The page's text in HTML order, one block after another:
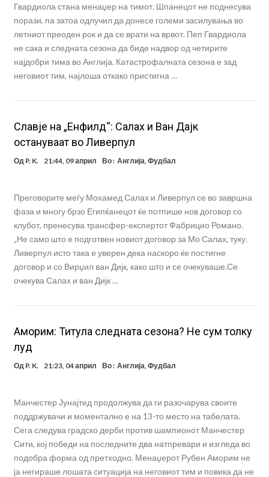
Гвардиола стана менаџер на тимот. Шпанецот не поднесува
порази, па затоа одлучил да донесе големи засилувања во
летниот преоден рок и да се врати на врвот. Пеп Гвардиола
не сака и следната сезона да биде надвор од четирите
најдобри тима во Англија. Катастрофалната сезона е зад
неговиот тим, најлоша откако пристигна …
Славје на „Енфилд“: Салах и Ван Дајк
остануваат во Ливерпул
Од P. K. 21:44, 09 април Во : Англија Фудбал
Преговорите меѓу Мохамед Салах и Ливерпул се во завршна
фаза и многу брзо Египќанецот ќе потпише нов договор со
клубот, пренесува трансфер-експертот Фабрицио Романо.
„Не само што е подготвен новиот договор за Мо Салах, туку.
Ливерпул исто така е уверен дека наскоро ќе постигне
договор и со Вирџил ван Дијк, како што и се очекуваше.Се
очекува Салах и ван Дијк …
Аморим: Титула следната сезона? Не сум толку
луд
Од P. K. 21:23, 04 април Во : Англија Фудбал
Манчестер Јунајтед продолжува да ги разочарува своите
поддржувачи и моментално е на 13-то место на табелата.
Сега следува градско дерби против шампионот Манчестер
Сити, кој победи на последните два натпревари и изгледа во
подобра форма од претходно. Менаџерот Рубен Аморим не
ја негираше лошата ситуација на неговиот тим и повика да не